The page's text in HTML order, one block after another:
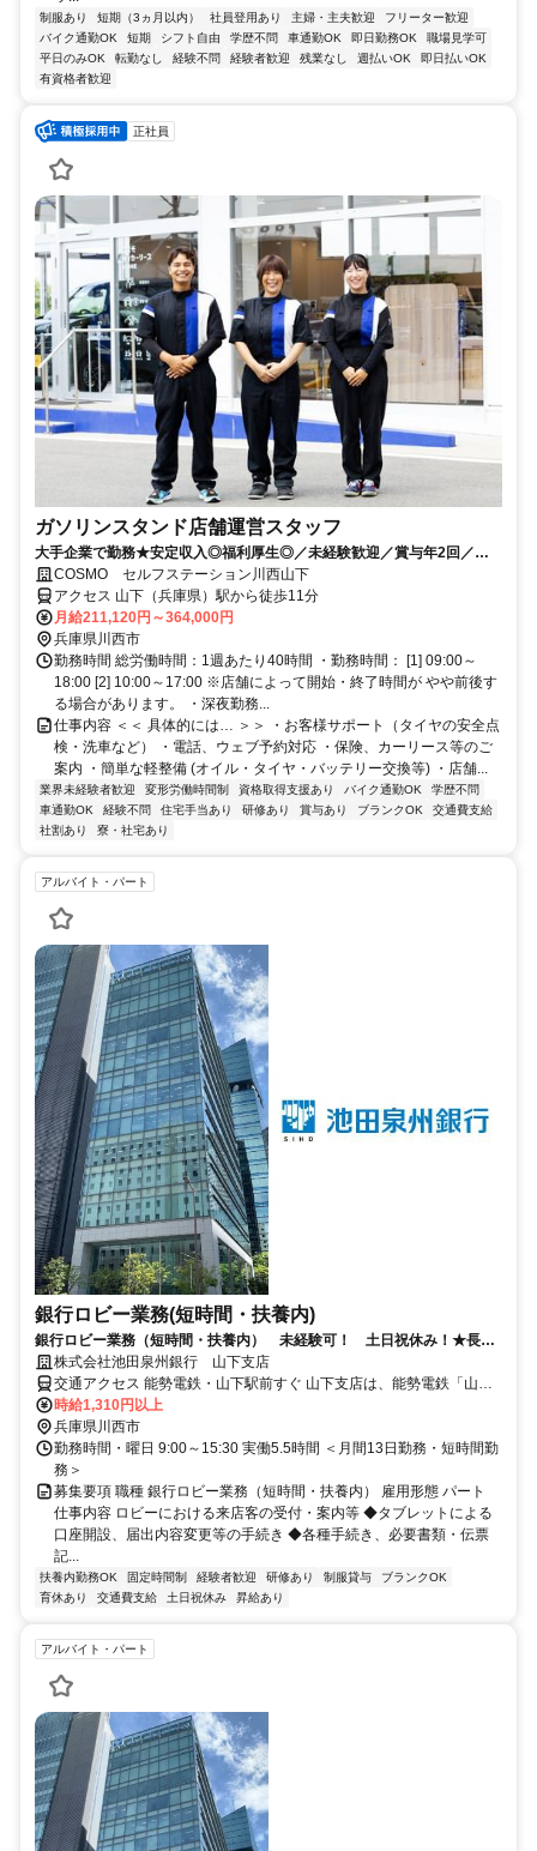
制服あり 短期（3ヵ月以内） 社員登用あり 主婦・主夫歓迎
フリーター歓迎
バイク通勤OK
短期 シフト自由 学歴不問 車通勤OK 即日勤務OK
職場見学可
平日のみOK
転勤なし 経験不問 経験者歓迎 残業なし 週払いOK
即日払いOK
有資格者歓迎
正社員
ガソリンスタンド店舗運営スタッフ
大手企業で勤務★安定収入◎福利厚生◎／未経験歓迎／賞与年2回／月9
～12日休み+休暇制度も充実◎／サービス残業無し
COSMO セルフステーション川西山下
アクセス 山下（兵庫県）駅から徒歩11分
月給211,120円～364,000円
兵庫県川西市
勤務時間 総労働時間：1週あたり40時間 ・勤務時間： [1] 09:00～
18:00 [2] 10:00～17:00 ※店舗によって開始・終了時間が やや前後す
る場合があります。 ・深夜勤務...
仕事内容 ＜＜ 具体的には… ＞＞ ・お客様サポート（タイヤの安全点
検・洗車など） ・電話、ウェブ予約対応 ・保険、カーリース等のご
案内 ・簡単な軽整備 (オイル・タイヤ・バッテリー交換等) ・店舗...
業界未経験者歓迎 変形労働時間制 資格取得支援あり バイク通勤OK
学歴不問
車通勤OK
経験不問 住宅手当あり 研修あり 賞与あり ブランクOK
交通費支給
社割あり
寮・社宅あり
アルバイト・パート
銀行ロビー業務(短時間・扶養内)
銀行ロビー業務（短時間・扶養内） 未経験可！ 土日祝休み！★長期
で安定して勤務いただける環境です！
株式会社池田泉州銀行 山下支店
交通アクセス 能勢電鉄・山下駅前すぐ 山下支店は、能勢電鉄「山
下」駅前にあり、駅チカで通勤ラクラク！
時給1,310円以上
兵庫県川西市
勤務時間・曜日 9:00～15:30 実働5.5時間 ＜月間13日勤務・短時間勤
務＞
募集要項 職種 銀行ロビー業務（短時間・扶養内） 雇用形態 パート
仕事内容 ロビーにおける来店客の受付・案内等 ◆タブレットによる
口座開設、届出内容変更等の手続き ◆各種手続き、必要書類・伝票
記...
扶養内勤務OK 固定時間制 経験者歓迎 研修あり 制服貸与
ブランクOK
育休あり
交通費支給 土日祝休み 昇給あり
アルバイト・パート